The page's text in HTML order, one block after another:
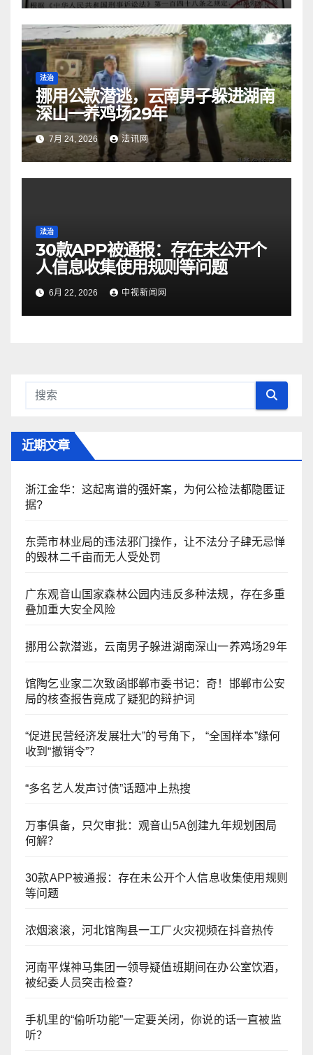
法治
挪用公款潜逃，云南男子躲进湖南
深山一养鸡场29年
7月 24, 2026 法讯网
法治
30款APP被通报：存在未公开个
人信息收集使用规则等问题
6月 22, 2026 中视新闻网
近期文章
浙江金华：​这起离谱的强奸案，为何公检法都隐匿证
据?
东莞市林业局的违法邪门操作，让不法分子肆无忌惮
的毁林二千亩而无人受处罚
广东观音山国家森林公园内违反多种法规，存在多重
叠加重大安全风险
挪用公款潜逃，云南男子躲进湖南深山一养鸡场29年
馆陶乞业家二次致函邯郸市委书记：奇！邯郸市公安
局的核查报告竟成了疑犯的辩护词
“促进民营经济发展壮大”的号角下， “全国样本”缘何
收到“撤销令”？
“多名艺人发声讨债”话题冲上热搜
万事俱备，只欠审批：观音山5A创建九年规划困局
何解？
30款APP被通报：存在未公开个人信息收集使用规则
等问题
浓烟滚滚，河北馆陶县一工厂火灾视频在抖音热传
河南平煤神马集团一领导疑值班期间在办公室饮酒，
被纪委人员突击检查？
手机里的“偷听功能”一定要关闭，你说的话一直被监
听？